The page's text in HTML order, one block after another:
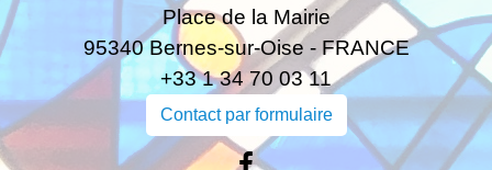
Place de la Mairie
95340 Bernes-sur-Oise - FRANCE
+33 1 34 70 03 11
Contact par formulaire